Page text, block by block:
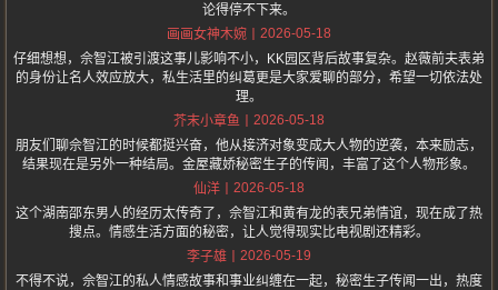
论得停不下来。
画画女神木婉
2026-05-18
仔细想想，佘智江被引渡这事儿影响不小，KK园区背后故事复杂。赵薇前夫表弟
的身份让名人效应放大，私生活里的纠葛更是大家爱聊的部分，希望一切依法处
理。
芥末小章鱼
2026-05-18
朋友们聊佘智江的时候都挺兴奋，他从接济对象变成大人物的逆袭，本来励志，
结果现在是另外一种结局。金屋藏娇秘密生子的传闻，丰富了这个人物形象。
仙洋
2026-05-18
这个湖南邵东男人的经历太传奇了，佘智江和黄有龙的表兄弟情谊，现在成了热
搜点。情感生活方面的秘密，让人觉得现实比电视剧还精彩。
李子雄
2026-05-19
不得不说，佘智江的私人情感故事和事业纠缠在一起，秘密生子传闻一出，热度